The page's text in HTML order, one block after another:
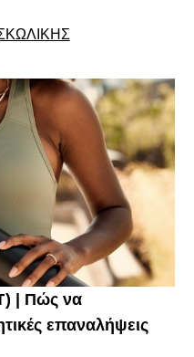
| Πώς να
επαναλήψεις